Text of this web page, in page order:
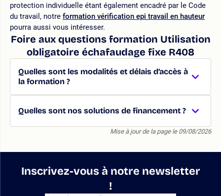
protection individuelle étant également encadré par le Code
du travail, notre formation vérification epi travail en hauteur
pourra aussi vous intéresser.
Foire aux questions formation Utilisation
obligatoire échafaudage fixe R408
Quelles sont les modalités et délais d’accès à
la formation ?
Quelles sont nos solutions de financement ?
Mise à jour de la page le 09/08/2026
Inscrivez-vous à notre newsletter
!